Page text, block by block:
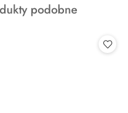
podobne